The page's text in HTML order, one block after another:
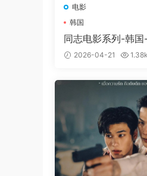
本网站
♥无法获
客服（
付费后未
会员与密
频显示失
♥解压方法
文件下载
♥解压密码
电影
韩国
同志电影系列-韩国
느 여름날 밤에
2026-04-21 1.38k